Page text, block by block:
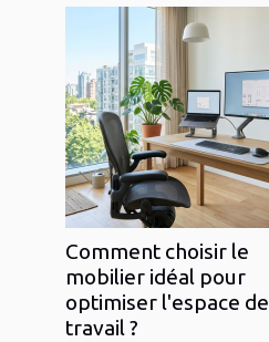
Comment choisir le
mobilier idéal pour
optimiser l'espace de
travail ?